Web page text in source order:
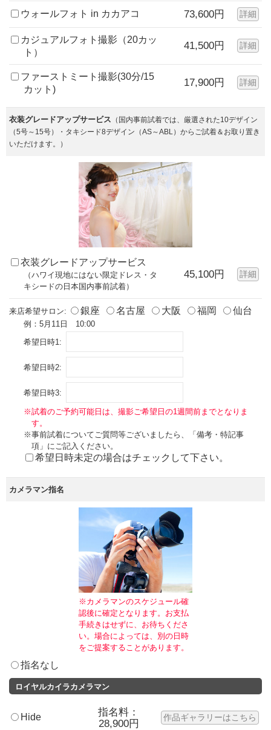
ウォールフォト in カカアコ 73,600円 詳細
カジュアルフォト撮影（20カッ
ト）
41,500円 詳細
ファーストミート撮影(30分/15
カット)
17,900円 詳細
衣装グレードアップサービス （国内事前試着では、厳選された10デザイン
（5号～15号）・タキシード8デザイン（AS～ABL）からご試着＆お取り置き
いただけます。）
衣装グレードアップサービス
（ハワイ現地にはない限定ドレス・タ
キシードの日本国内事前試着）
45,100円 詳細
来店希望サロン: 銀座 名古屋 大阪 福岡 仙台
例：5月11日 10:00
希望日時1:
希望日時2:
希望日時3:
※試着のご予約可能日は、撮影ご希望日の1週間前までとなりま
す。
※事前試着についてご質問等ございましたら、「備考・特記事
項」にご記入ください。
希望日時未定の場合はチェックして下さい。
カメラマン指名
※カメラマンのスケジュール確
認後に確定となります。お支払
手続きはせずに、お待ちくださ
い。場合によっては、別の日時
をご提案することがあります。
指名なし
ロイヤルカイラカメラマン
Hide
指名料：
28,900円
作品ギャラリーはこちら